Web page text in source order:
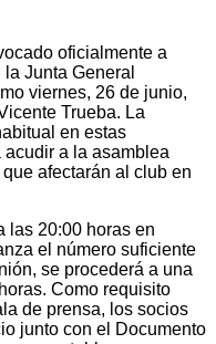
oficialmente a
Junta General
viernes, 26 de junio,
Trueba. La
en estas
a la asamblea
afectarán al club en
las 20:00 horas en
el número suficiente
se procederá a una
Como requisito
de prensa, los socios
junto con el Documento